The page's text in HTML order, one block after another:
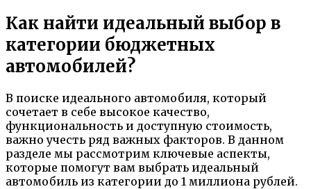
Как найти идеальный выбор в
категории бюджетных
автомобилей?
В поиске идеального автомобиля, который
сочетает в себе высокое качество,
функциональность и доступную стоимость,
важно учесть ряд важных факторов. В данном
разделе мы рассмотрим ключевые аспекты,
которые помогут вам выбрать идеальный
автомобиль из категории до 1 миллиона рублей.